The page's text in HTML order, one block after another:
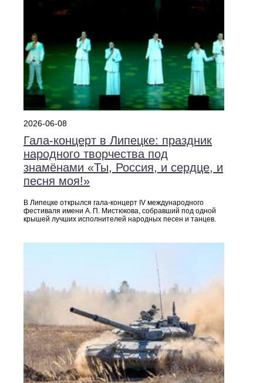
2026-06-08
Гала-концерт в Липецке: праздник
народного творчества под
знамёнами «Ты, Россия, и сердце, и
песня моя!»
В Липецке открылся гала-концерт IV международного
фестиваля имени А. П. Мистюкова, собравший под одной
крышей лучших исполнителей народных песен и танцев.